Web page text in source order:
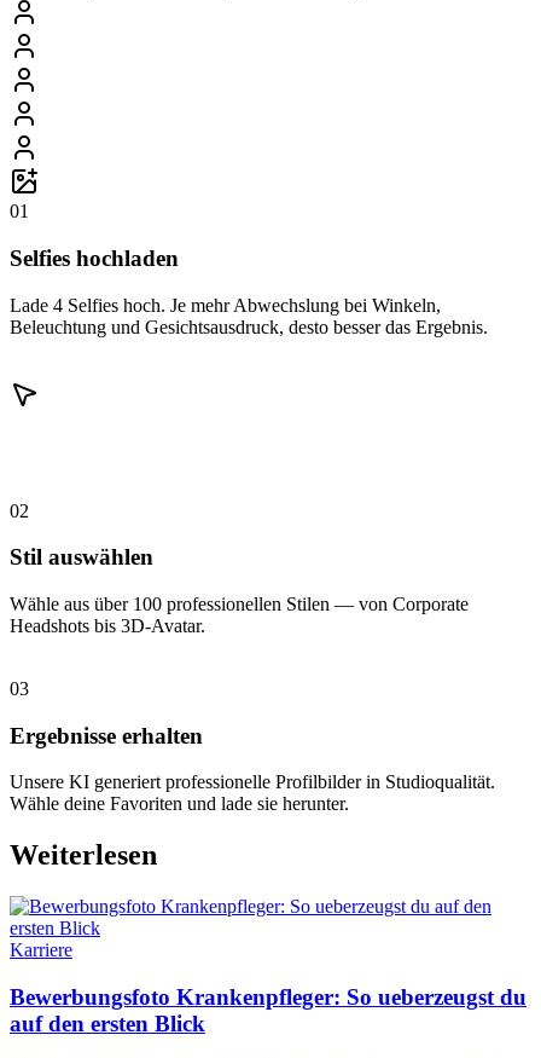
01
Selfies hochladen
Lade 4 Selfies hoch. Je mehr Abwechslung bei Winkeln,
Beleuchtung und Gesichtsausdruck, desto besser das Ergebnis.
02
Stil auswählen
Wähle aus über 100 professionellen Stilen — von Corporate
Headshots bis 3D-Avatar.
03
Ergebnisse erhalten
Unsere KI generiert professionelle Profilbilder in Studioqualität.
Wähle deine Favoriten und lade sie herunter.
Weiterlesen
Karriere
Bewerbungsfoto Krankenpfleger: So ueberzeugst du
auf den ersten Blick